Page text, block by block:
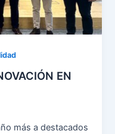
EN
más a destacados